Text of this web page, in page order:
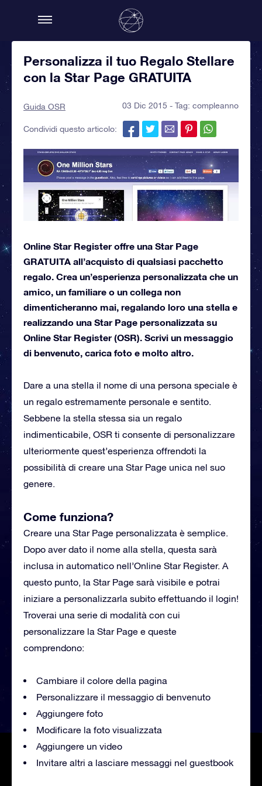
Personalizza il tuo Regalo Stellare
con la Star Page GRATUITA
Guida OSR 03 Dic 2015 - Tag: compleanno
Condividi questo articolo:
Online Star Register offre una Star Page
GRATUITA all’acquisto di qualsiasi pacchetto
regalo. Crea un’esperienza personalizzata che un
amico, un familiare o un collega non
dimenticheranno mai, regalando loro una stella e
realizzando una Star Page personalizzata su
Online Star Register (OSR). Scrivi un messaggio
di benvenuto, carica foto e molto altro.
Dare a una stella il nome di una persona speciale è
un regalo estremamente personale e sentito.
Sebbene la stella stessa sia un regalo
indimenticabile, OSR ti consente di personalizzare
ulteriormente quest’esperienza offrendoti la
possibilità di creare una Star Page unica nel suo
genere.
Come funziona?
Creare una Star Page personalizzata è semplice.
Dopo aver dato il nome alla stella, questa sarà
inclusa in automatico nell’Online Star Register. A
questo punto, la Star Page sarà visibile e potrai
iniziare a personalizzarla subito effettuando il login!
Troverai una serie di modalità con cui
personalizzare la Star Page e queste
comprendono:
Cambiare il colore della pagina
Personalizzare il messaggio di benvenuto
Aggiungere foto
Modificare la foto visualizzata
Aggiungere un video
Invitare altri a lasciare messaggi nel guestbook